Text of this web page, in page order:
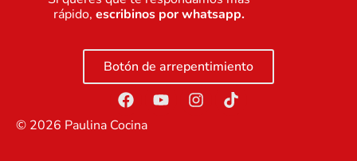
rápido,escribinos por whatsapp.
Botón de arrepentimiento
© 2026 Paulina Cocina